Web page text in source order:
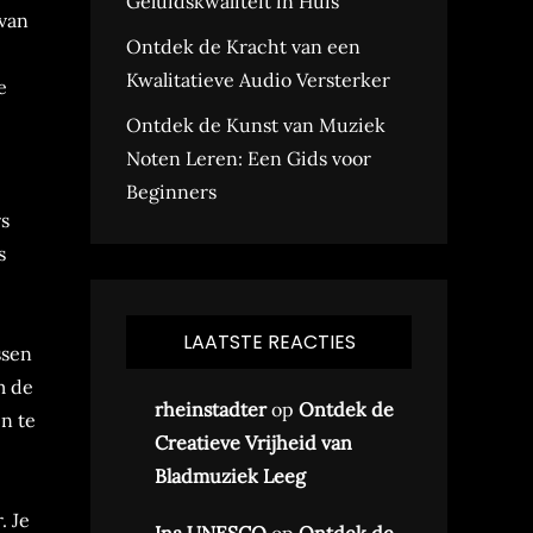
de
te
Je
Ontdek de Kracht van een
Kwalitatieve Audio Versterker
Ontdek de Kunst van Muziek
Noten Leren: Een Gids voor
Beginners
LAATSTE REACTIES
rheinstadterop Ontdek de
Creatieve Vrijheid van
Bladmuziek Leeg